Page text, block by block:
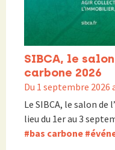
SIBCA, le
carbone 2026
Du 1 septembre 2026
Le SIBCA, le salon
lieu du 1er au 3
#bas carbone